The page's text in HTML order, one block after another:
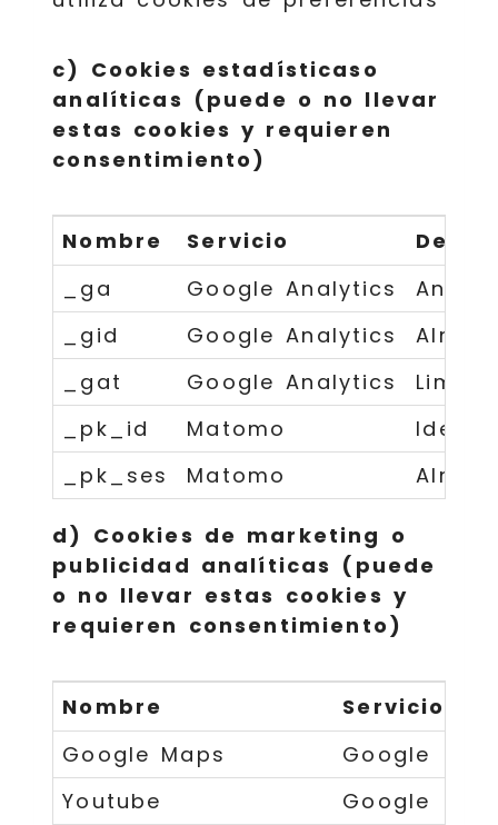
c) Cookies estadísticaso
analíticas (puede o no llevar
estas cookies y requieren
consentimiento)
Nombre Servicio
_ga
Google Analytics
_gid
Google Analytics
_gat
Google Analytics
_pk_id
Matomo
_pk_ses
Matomo
d) Cookies de marketing o
publicidad analíticas (puede
o no llevar estas cookies y
requieren consentimiento)
Nombre
Servicio
Google Maps
Google
Youtube
Google